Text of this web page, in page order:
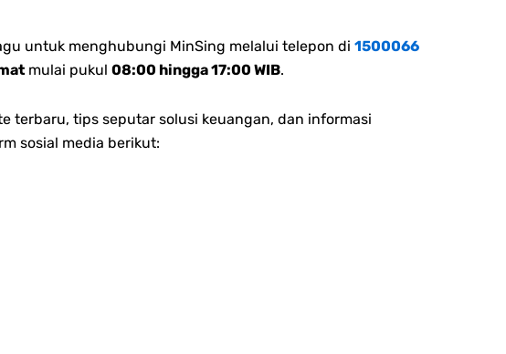
untuk menghubungi MinSing melalui telepon di 1500066
mulai pukul 08:00 hingga 17:00 WIB.
terbaru, tips seputar solusi keuangan, dan informasi
sosial media berikut: